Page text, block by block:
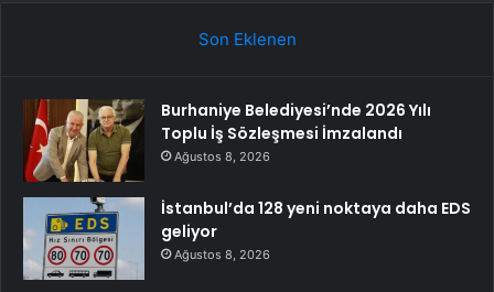
Son Eklenen
Burhaniye Belediyesi’nde 2026 Yılı
Toplu İş Sözleşmesi İmzalandı
Ağustos 8, 2026
İstanbul’da 128 yeni noktaya daha EDS
geliyor
Ağustos 8, 2026